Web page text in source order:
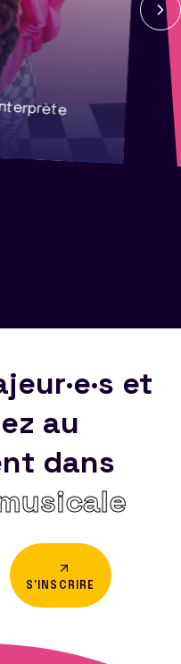
et
au
dans
S'INSCRIRE